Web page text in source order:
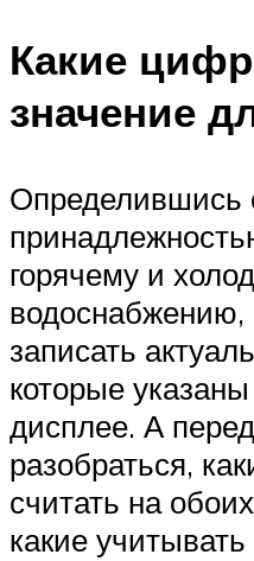
Какие
значение
Определившись
горячему и
водоснабжению,
записать
которые
дисплее. А
разобраться,
считать на
какие